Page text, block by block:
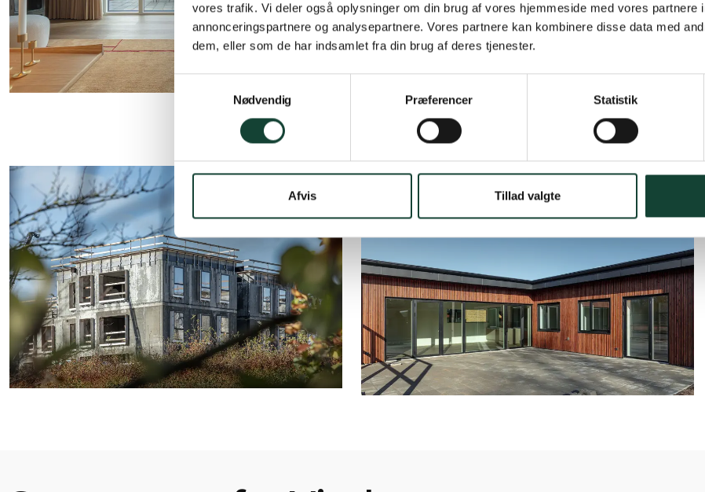
vores trafik. Vi deler også oplysninger om din brug af vores hjemmeside med vores partnere
annonceringspartnere og analysepartnere. Vores partnere kan kombinere disse data med
dem, eller som de har indsamlet fra din brug af deres tjenester.
Nødvendig
Præferencer Statistik
Afvis Tillad valgte